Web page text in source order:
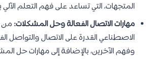
المتجهات، التي تساعد على فهم التعلم
مهارات الاتصال الفعالة وحل المشكلات: من
الاصطناعي القدرة على الاتصال والتواصل
وفهم الآخرين، بالإضافة إلى مهارات حل